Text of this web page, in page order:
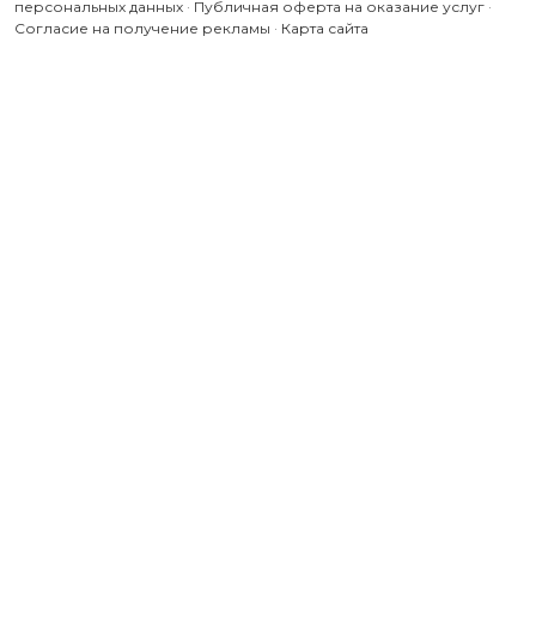
персональных данных · Публичная оферта на оказание услуг ·
Согласие на получение рекламы · Карта сайта